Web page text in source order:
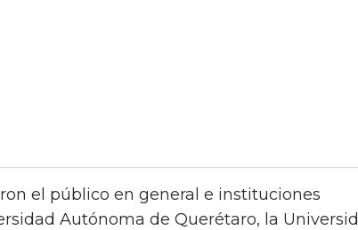
el público en general e instituciones
Autónoma de Querétaro, la